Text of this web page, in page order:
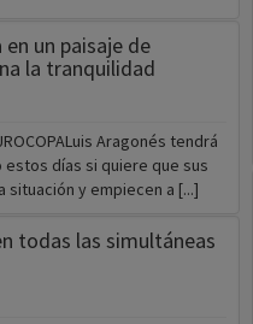
un paisaje de
la tranquilidad
Aragonés tendrá
días si quiere que sus
situación y empiecen a [...]
todas las simultáneas